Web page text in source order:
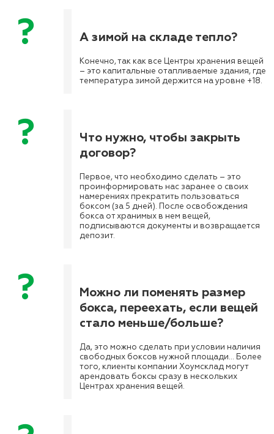
А зимой на складе тепло?
Конечно, так как все Центры хранения вещей
– это капитальные отапливаемые здания, где
температура зимой держится на уровне +18.
Что нужно, чтобы закрыть
договор?
Первое, что необходимо сделать – это
проинформировать нас заранее о своих
намерениях прекратить пользоваться
боксом (за 5 дней). После освобождения
бокса от хранимых в нем вещей,
подписываются документы и возвращается
депозит.
Можно ли поменять размер
бокса, переехать, если вещей
стало меньше/больше?
Да, это можно сделать при условии наличия
свободных боксов нужной площади… Более
того, клиенты компании Хоумсклад могут
арендовать боксы сразу в нескольких
Центрах хранения вещей.